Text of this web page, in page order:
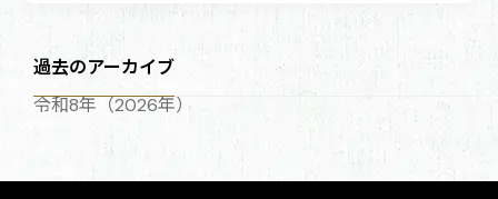
過去のアーカイブ
令和8年（2026年）